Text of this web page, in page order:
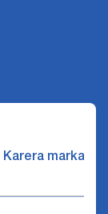
Karera markazi